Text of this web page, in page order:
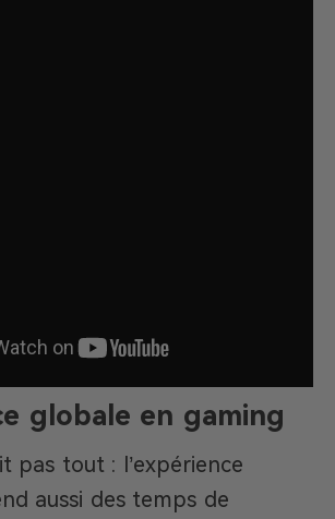
globale en gaming
pas tout : l’expérience
aussi des temps de